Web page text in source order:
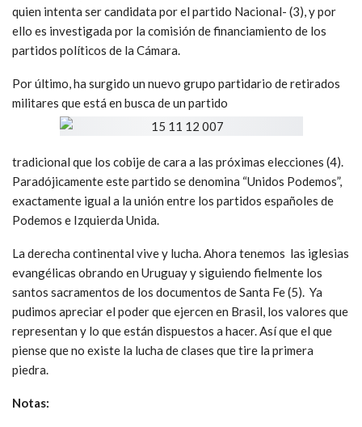
quien intenta ser candidata por el partido Nacional- (3), y por
ello es investigada por la comisión de financiamiento de los
partidos políticos de la Cámara.
Por último, ha surgido un nuevo grupo partidario de retirados
militares que está en busca de un partido
tradicional que los cobije de cara a las próximas elecciones (4).
Paradójicamente este partido se denomina “Unidos Podemos”,
exactamente igual a la unión entre los partidos españoles de
Podemos e Izquierda Unida.
La derecha continental vive y lucha. Ahora tenemos las iglesias
evangélicas obrando en Uruguay y siguiendo fielmente los
santos sacramentos de los documentos de Santa Fe (5). Ya
pudimos apreciar el poder que ejercen en Brasil, los valores que
representan y lo que están dispuestos a hacer. Así que el que
piense que no existe la lucha de clases que tire la primera
piedra.
Notas: